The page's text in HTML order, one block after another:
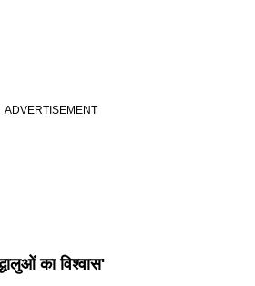
का विश्वास'